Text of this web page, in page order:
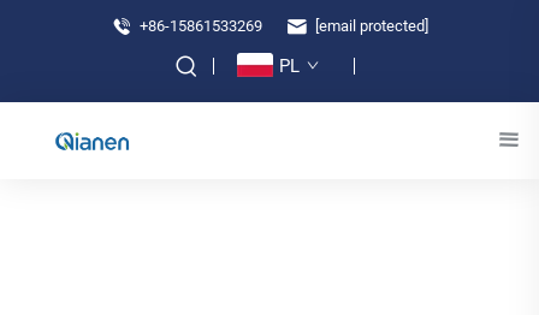
+86-15861533269 [email protected]
PL